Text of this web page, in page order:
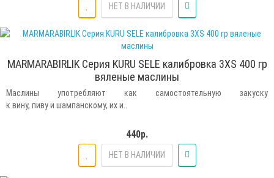
НЕТ В НАЛИЧИИ
MARMARABIRLIK Серия KURU SELE калибровка 3XS 400 гр
вяленые маслины
Маслины употребляют как самостоятельную закуску
к вину, пиву и шампанскому, их и..
440р.
НЕТ В НАЛИЧИИ